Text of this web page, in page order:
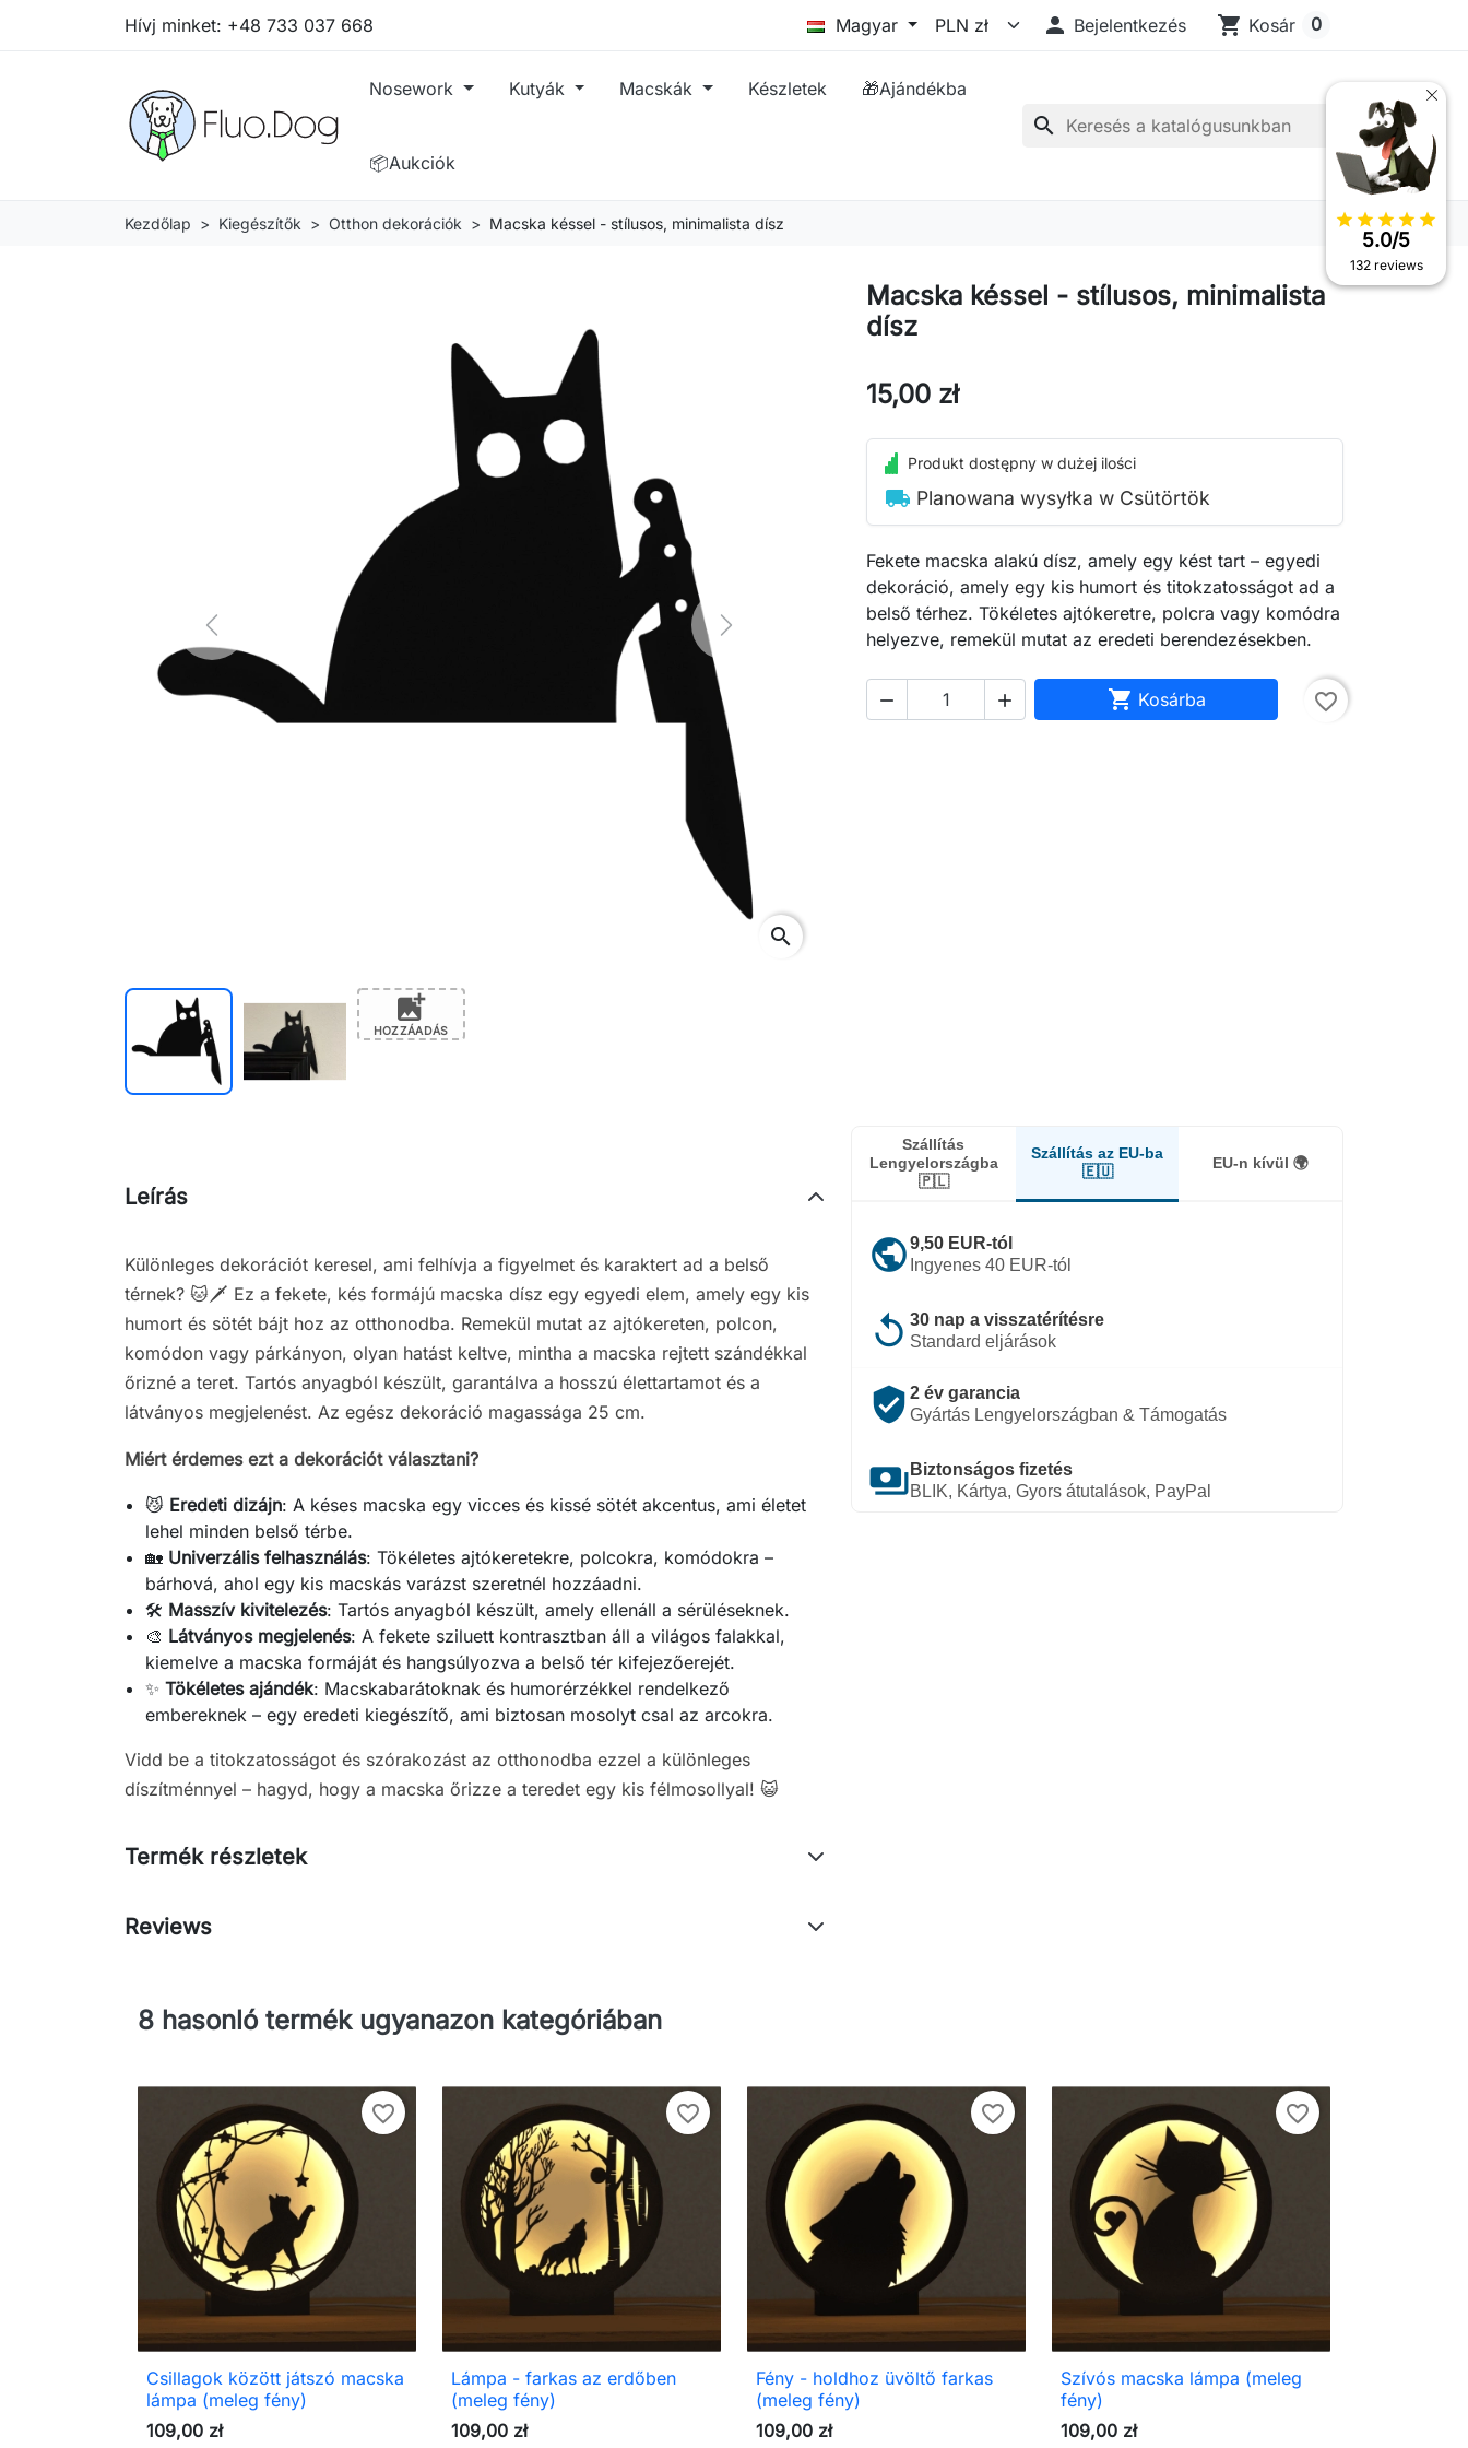
Hívj minket: +48 733 037 668 Magyar  Bejelentkezés shopping_cart Kosár 0
Nosework Kutyák Macskák Készletek 🎁Ajándékba
📦Aukciók
search
Kezdőlap Kiegészítők Otthon dekorációk Macska késsel - stílusos, minimalista dísz
Previous Next
search
add_photo_alternate
HOZZÁADÁS
Macska késsel - stílusos, minimalista
dísz
15,00 zł
Produkt dostępny w dużej ilości
local_shipping Planowana wysyłka w Csütörtök
Fekete macska alakú dísz, amely egy kést tart – egyedi
dekoráció, amely egy kis humort és titokzatosságot ad a
belső térhez. Tökéletes ajtókeretre, polcra vagy komódra
helyezve, remekül mutat az eredeti berendezésekben.
   Kosárba favorite_border
Szállítás
Lengyelországba
🇵🇱
Szállítás az EU-ba
🇪🇺
EU-n kívül 🌍
public9,50 EUR-tól
Ingyenes 40 EUR-tól
replay 30 nap a visszatérítésre
Standard eljárások
verified_user 2 év garancia
Gyártás Lengyelországban & Támogatás
payments Biztonságos fizetés
BLIK, Kártya, Gyors átutalások, PayPal
Leírás
Különleges dekorációt keresel, ami felhívja a figyelmet és karaktert ad a belső
térnek? 🐱🗡️ Ez a fekete, kés formájú macska dísz egy egyedi elem, amely egy kis
humort és sötét bájt hoz az otthonodba. Remekül mutat az ajtókereten, polcon,
komódon vagy párkányon, olyan hatást keltve, mintha a macska rejtett szándékkal
őrizné a teret. Tartós anyagból készült, garantálva a hosszú élettartamot és a
látványos megjelenést. Az egész dekoráció magassága 25 cm.
Miért érdemes ezt a dekorációt választani?
😼 Eredeti dizájn: A késes macska egy vicces és kissé sötét akcentus, ami életet
lehel minden belső térbe.
🏡 Univerzális felhasználás: Tökéletes ajtókeretekre, polcokra, komódokra –
bárhová, ahol egy kis macskás varázst szeretnél hozzáadni.
🛠️ Masszív kivitelezés: Tartós anyagból készült, amely ellenáll a sérüléseknek.
🎨 Látványos megjelenés: A fekete sziluett kontrasztban áll a világos falakkal,
kiemelve a macska formáját és hangsúlyozva a belső tér kifejezőerejét.
✨Tökéletes ajándék: Macskabarátoknak és humorérzékkel rendelkező
embereknek – egy eredeti kiegészítő, ami biztosan mosolyt csal az arcokra.
Vidd be a titokzatosságot és szórakozást az otthonodba ezzel a különleges
díszítménnyel – hagyd, hogy a macska őrizze a teredet egy kis félmosollyal! 😺
Termék részletek
Reviews
8 hasonló termék ugyanazon kategóriában
favorite_border
 Előnézet
Csillagok között játszó macska
lámpa (meleg fény)
109,00 zł
favorite_border
 Előnézet
Lámpa - farkas az erdőben
(meleg fény)
109,00 zł
favorite_border
 Előnézet
Fény - holdhoz üvöltő farkas
(meleg fény)
109,00 zł
favorite_border
 Előnézet
Szívós macska lámpa (meleg
fény)
109,00 zł
star star star star star
5.0/5
132 reviews